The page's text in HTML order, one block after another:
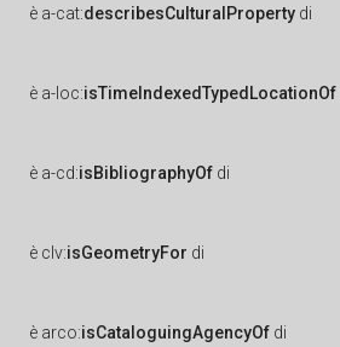
è a-cat:describesCulturalProperty di
è a-loc:isTimeIndexedTypedLocationOf
è a-cd:isBibliographyOf di
è clv:isGeometryFor di
è arco:isCataloguingAgencyOf di